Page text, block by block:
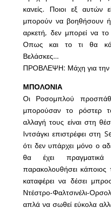
κανείς. Ποιοι εξ αυτών
μπορούν να βοηθήσουν
αρκετή, δεν μπορεί να το
Οπως και το τι θα
Βελάσκες…
ΠΡΟΒΛΕΨΗ: Μάχη για την
ΜΠΟΛΟΝΙΑ
Οι Ροσομπλού
μπορούσαν το ρόστερ
αλλαγή τους είναι στη
Ιντσάγκι επιστρέφει στη
ότι δεν υπάρχει μόνο ο
θα έχει
παρακολουθήσει
καταφέρει να δέσει
Ντέστρο-Φαλτσινέλι-
απλά να σωθεί εύκολα